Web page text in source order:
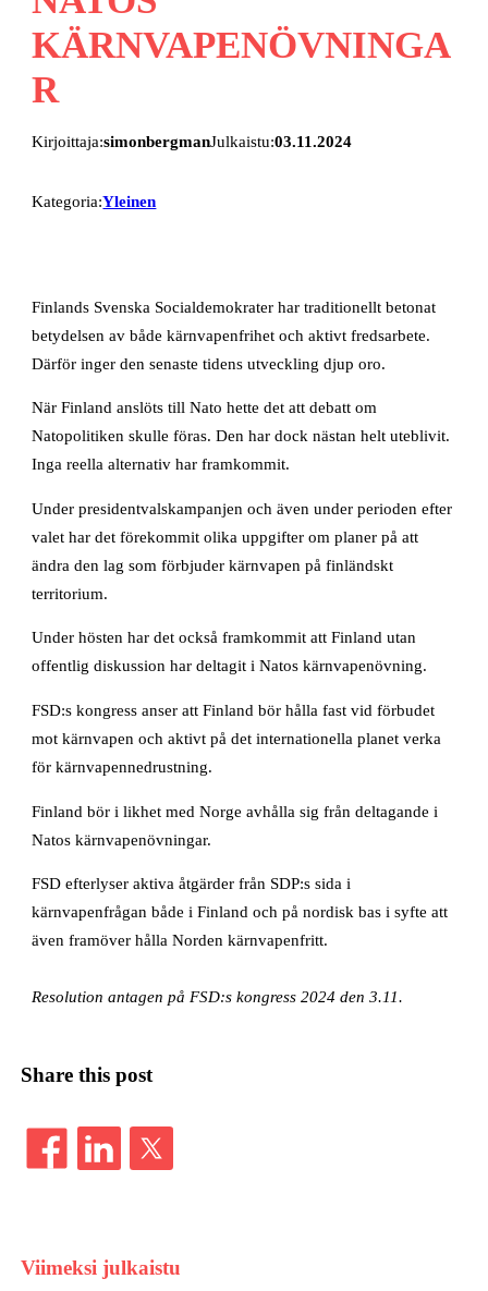
KÄRNVAPENÖVNINGA
R
Kirjoittaja:simonbergmanJulkaistu:03.11.2024
Kategoria:Yleinen
Finlands Svenska Socialdemokrater har traditionellt betonat
betydelsen av både kärnvapenfrihet och aktivt fredsarbete.
Därför inger den senaste tidens utveckling djup oro.
När Finland anslöts till Nato hette det att debatt om
Natopolitiken skulle föras. Den har dock nästan helt uteblivit.
Inga reella alternativ har framkommit.
Under presidentvalskampanjen och även under perioden efter
valet har det förekommit olika uppgifter om planer på att
ändra den lag som förbjuder kärnvapen på finländskt
territorium.
Under hösten har det också framkommit att Finland utan
offentlig diskussion har deltagit i Natos kärnvapenövning.
FSD:s kongress anser att Finland bör hålla fast vid förbudet
mot kärnvapen och aktivt på det internationella planet verka
för kärnvapennedrustning.
Finland bör i likhet med Norge avhålla sig från deltagande i
Natos kärnvapenövningar.
FSD efterlyser aktiva åtgärder från SDP:s sida i
kärnvapenfrågan både i Finland och på nordisk bas i syfte att
även framöver hålla Norden kärnvapenfritt.
Resolution antagen på FSD:s kongress 2024 den 3.11.
Share this post
Viimeksi julkaistu